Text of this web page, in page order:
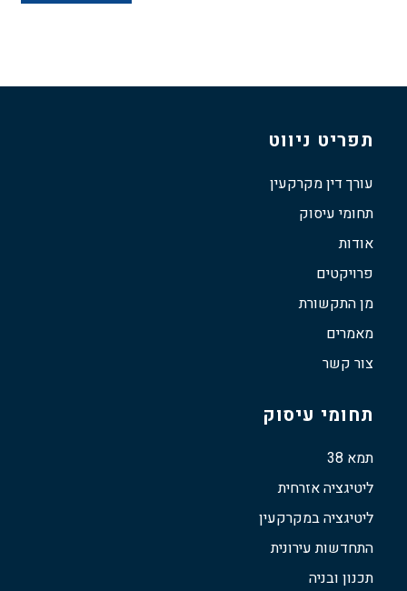
תפריט ניווט
עורך דין מקרקעין
תחומי עיסוק
אודות
פרויקטים
מן התקשורת
מאמרים
צור קשר
תחומי עיסוק
תמא 38
ליטיגציה אזרחית
ליטיגציה במקרקעין
התחדשות עירונית
תכנון ובניה